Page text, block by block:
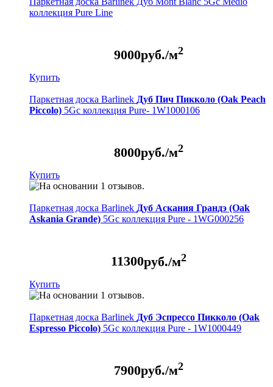
коллекция Pure Line
9000руб./м2
Купить
Паркетная доска Barlinek Дуб Пич Пикколо (Oak Peach
Piccolo) 5Gc коллекция Pure- 1W1000106
8000руб./м2
Купить
Паркетная доска Barlinek Дуб Аскания Грандэ (Oak
Askania Grande) 5Gc коллекция Pure - 1WG000256
11300руб./м2
Купить
Паркетная доска Barlinek Дуб Эспрессо Пикколо (Oak
Espresso Piccolo) 5Gc коллекция Pure - 1W1000449
7900руб./м2